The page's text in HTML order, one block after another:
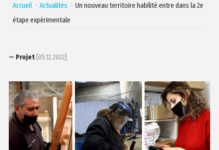
Accueil Actualités
Un nouveau territoire habilité entre dans la 2e
étape expérimentale
— Projet[05.12.2022]